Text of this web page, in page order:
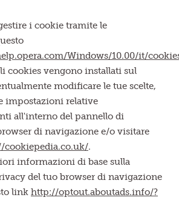
i cookie tramite le
Windows/10.00/it/
cookies vengono installati sul
modificare le tue scelte,
impostazioni relative
all'interno del pannello di
di navigazione e/o visitare
cookiepedia.co.uk/.
informazioni di base sulla
del tuo browser di navigazione
link http://optout.aboutads.info/?